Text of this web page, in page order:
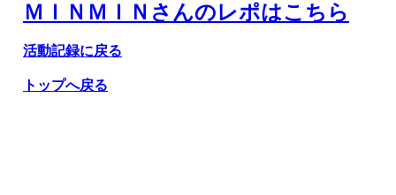
ＭＩＮＭＩＮさんのレポはこちら
活動記録に戻る
トップへ戻る